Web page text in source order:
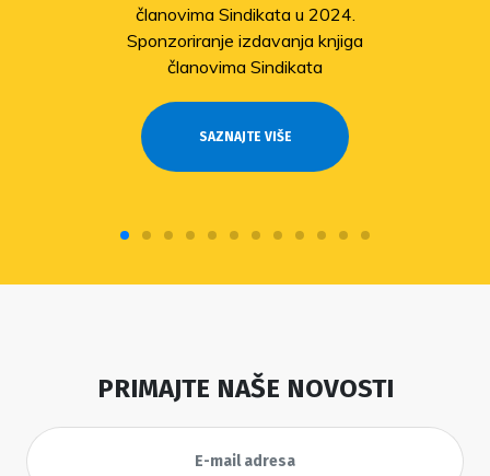
članovima Sindikata u 2024.
Sponzoriranje izdavanja knjiga
članovima Sindikata
SAZNAJTE VIŠE
PRIMAJTE NAŠE NOVOSTI